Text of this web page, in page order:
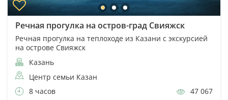
Речная прогулка на остров-град Свияжск
Речная прогулка на теплоходе из Казани с экскурсией
на острове Свияжск
Казань
Центр семьи Казан
8 часов
47 067